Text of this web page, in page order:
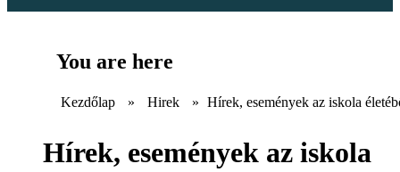
You are here
Kezdőlap » Hirek » Hírek, események az iskola
Hírek, események az iskola